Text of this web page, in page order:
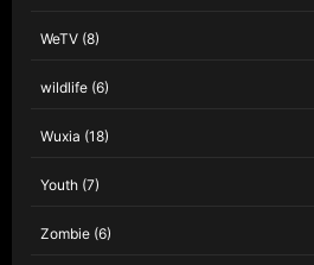
WeTV (8)
wildlife (6)
Wuxia (18)
Youth (7)
Zombie (6)